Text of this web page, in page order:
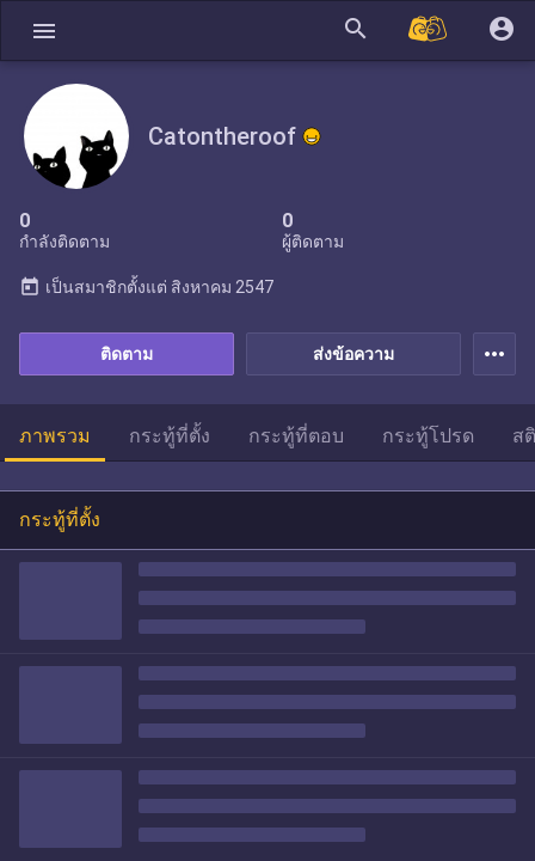
menu search account_circle
Catontheroof
0
กำลังติดตาม
0
ผู้ติดตาม
ส่งข้อความ
ติดตาม
today เป็นสมาชิกตั้งแต่ สิงหาคม 2547
more_horiz
ภาพรวม กระทู้ที่ตั้ง กระทู้ที่ตอบ กระทู้โปรด ส
กระทู้ที่ตั้ง